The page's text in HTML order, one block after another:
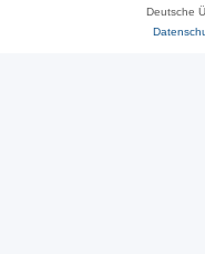
Deutsche